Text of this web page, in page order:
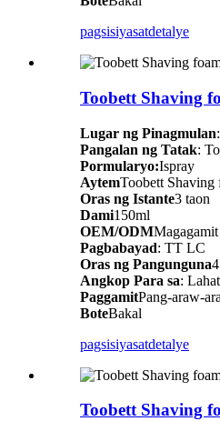
pagsisiyasatdetalye
Toobett Shaving
Lugar ng Pinagmulan
Pangalan ng Tatak:
Pormularyo:Ispray
AytemToobett Shaving
Oras ng Istante3 taon
Dami150ml
OEM/ODMMagagamit
Pagbabayad: TT LC
Oras ng Pangunguna
Angkop Para sa:
PaggamitPang-araw-
BoteBakal
pagsisiyasatdetalye
Toobett Shaving